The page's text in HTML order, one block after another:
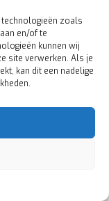
technologieën zoals
en/of te
kunnen wij
site verwerken. Als je
kan dit een nadelige